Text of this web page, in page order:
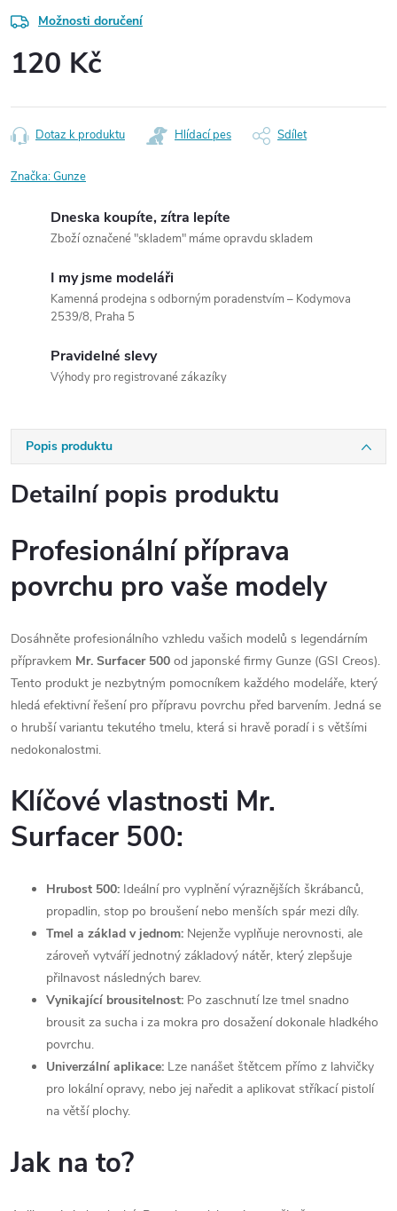
Možnosti doručení
120 Kč
cena:
Dotaz k produktu Hlídací pes Sdílet
Značka:Gunze
Dneska koupíte, zítra lepíte
Zboží označené "skladem" máme opravdu skladem
I my jsme modeláři
Kamenná prodejna s odborným poradenstvím – Kodymova
2539/8, Praha 5
Pravidelné slevy
Výhody pro registrované zákazíky
Popis produktu
Detailní popis produktu
Profesionální příprava
povrchu pro vaše modely
Dosáhněte profesionálního vzhledu vašich modelů s legendárním
přípravkem Mr. Surfacer 500 od japonské firmy Gunze (GSI Creos).
Tento produkt je nezbytným pomocníkem každého modeláře, který
hledá efektivní řešení pro přípravu povrchu před barvením. Jedná se
o hrubší variantu tekutého tmelu, která si hravě poradí i s většími
nedokonalostmi.
Klíčové vlastnosti Mr.
Surfacer 500:
Hrubost 500: Ideální pro vyplnění výraznějších škrábanců,
propadlin, stop po broušení nebo menších spár mezi díly.
Tmel a základ v jednom: Nejenže vyplňuje nerovnosti, ale
zároveň vytváří jednotný základový nátěr, který zlepšuje
přilnavost následných barev.
Vynikající brousitelnost: Po zaschnutí lze tmel snadno
brousit za sucha i za mokra pro dosažení dokonale hladkého
povrchu.
Univerzální aplikace: Lze nanášet štětcem přímo z lahvičky
pro lokální opravy, nebo jej naředit a aplikovat stříkací pistolí
na větší plochy.
Jak na to?